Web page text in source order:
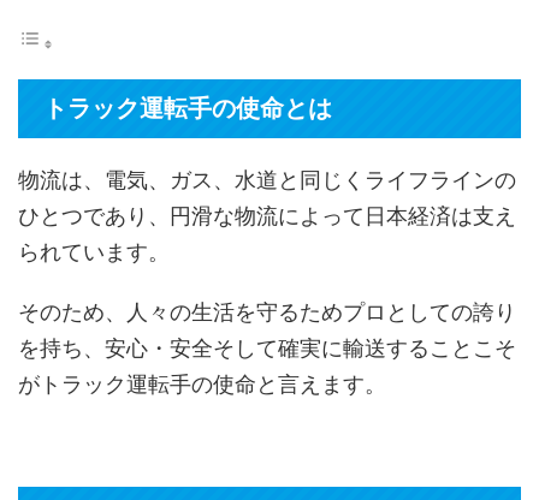
トラック運転手の使命とは
物流は、電気、ガス、水道と同じくライフラインの
ひとつであり、円滑な物流によって日本経済は支え
られています。
そのため、人々の生活を守るためプロとしての誇り
を持ち、安心・安全そして確実に輸送することこそ
がトラック運転手の使命と言えます。